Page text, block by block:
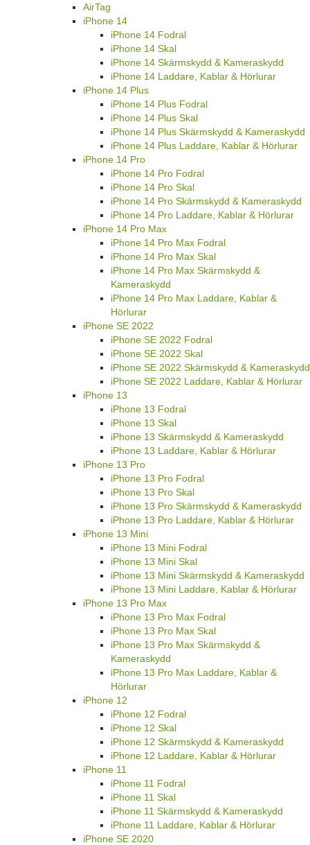
AirTag
iPhone 14
iPhone 14 Fodral
iPhone 14 Skal
iPhone 14 Skärmskydd & Kameraskydd
iPhone 14 Laddare, Kablar & Hörlurar
iPhone 14 Plus
iPhone 14 Plus Fodral
iPhone 14 Plus Skal
iPhone 14 Plus Skärmskydd & Kameraskydd
iPhone 14 Plus Laddare, Kablar & Hörlurar
iPhone 14 Pro
iPhone 14 Pro Fodral
iPhone 14 Pro Skal
iPhone 14 Pro Skärmskydd & Kameraskydd
iPhone 14 Pro Laddare, Kablar & Hörlurar
iPhone 14 Pro Max
iPhone 14 Pro Max Fodral
iPhone 14 Pro Max Skal
iPhone 14 Pro Max Skärmskydd &
Kameraskydd
iPhone 14 Pro Max Laddare, Kablar &
Hörlurar
iPhone SE 2022
iPhone SE 2022 Fodral
iPhone SE 2022 Skal
iPhone SE 2022 Skärmskydd & Kameraskydd
iPhone SE 2022 Laddare, Kablar & Hörlurar
iPhone 13
iPhone 13 Fodral
iPhone 13 Skal
iPhone 13 Skärmskydd & Kameraskydd
iPhone 13 Laddare, Kablar & Hörlurar
iPhone 13 Pro
iPhone 13 Pro Fodral
iPhone 13 Pro Skal
iPhone 13 Pro Skärmskydd & Kameraskydd
iPhone 13 Pro Laddare, Kablar & Hörlurar
iPhone 13 Mini
iPhone 13 Mini Fodral
iPhone 13 Mini Skal
iPhone 13 Mini Skärmskydd & Kameraskydd
iPhone 13 Mini Laddare, Kablar & Hörlurar
iPhone 13 Pro Max
iPhone 13 Pro Max Fodral
iPhone 13 Pro Max Skal
iPhone 13 Pro Max Skärmskydd &
Kameraskydd
iPhone 13 Pro Max Laddare, Kablar &
Hörlurar
iPhone 12
iPhone 12 Fodral
iPhone 12 Skal
iPhone 12 Skärmskydd & Kameraskydd
iPhone 12 Laddare, Kablar & Hörlurar
iPhone 11
iPhone 11 Fodral
iPhone 11 Skal
iPhone 11 Skärmskydd & Kameraskydd
iPhone 11 Laddare, Kablar & Hörlurar
iPhone SE 2020